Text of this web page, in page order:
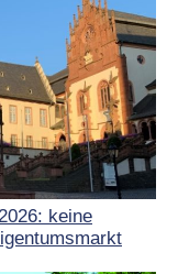
keine